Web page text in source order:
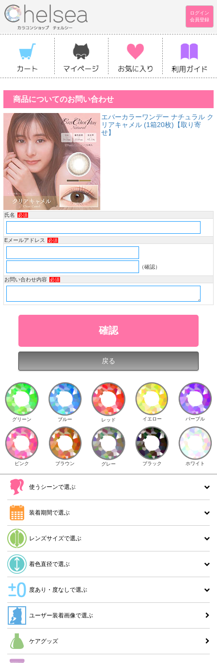
ログイン
会員登録
商品についてのお問い合わせ
エバーカラーワンデー ナチュラル ク
リアキャメル (1箱20枚)【取り寄
せ】
氏名 必須
Eメールアドレス 必須
（確認）
お問い合わせ内容 必須
グリーン ブルー レッド イエロー パープル
ピンク ブラウン グレー ブラック ホワイト
使うシーンで選ぶ
装着期間で選ぶ
レンズサイズで選ぶ
着色直径で選ぶ
度あり・度なしで選ぶ
ユーザー装着画像で選ぶ
ケアグッズ